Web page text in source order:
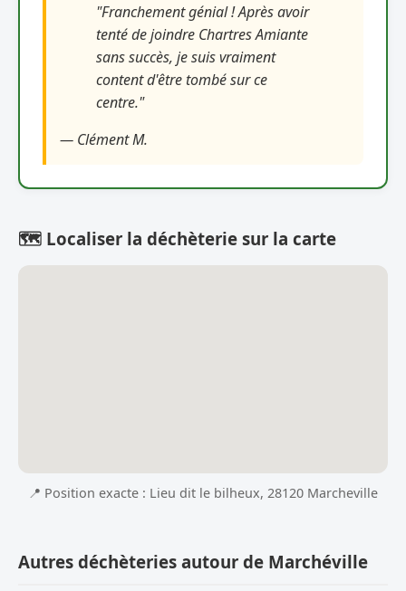
"Franchement génial ! Après avoir
tenté de joindre Chartres Amiante
sans succès, je suis vraiment
content d'être tombé sur ce
centre."
— Clément M.
🗺️ Localiser la déchèterie sur la carte
📍 Position exacte : Lieu dit le bilheux, 28120 Marcheville
Autres déchèteries autour de Marchéville